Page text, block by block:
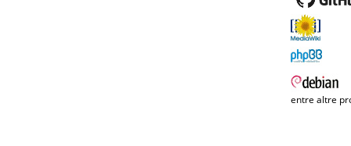
entre altre